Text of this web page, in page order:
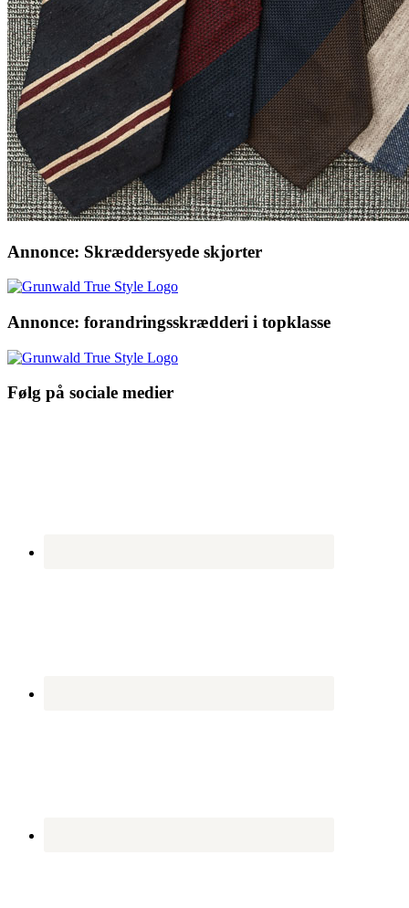
Annonce: Skræddersyede skjorter
Annonce: forandringsskrædderi i topklasse
Følg på sociale medier